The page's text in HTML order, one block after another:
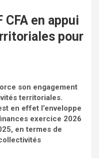
en appui
pour
son engagement
territoriales.
en effet l’enveloppe
exercice 2026
en termes de